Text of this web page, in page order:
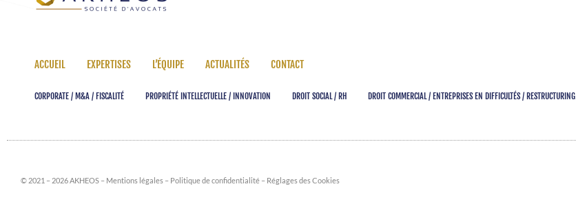
ACCUEIL EXPERTISES L’ÉQUIPE ACTUALITÉS CONTACT
CORPORATE / M&A / FISCALITÉ PROPRIÉTÉ INTELLECTUELLE / INNOVATION DROIT SOCIAL / RH DROIT COMMERCIAL / ENTREPRISES EN DIFFICULTÉS / RESTRUCTURING
© 2021 – 2026 AKHEOS – Mentions légales – Politique de confidentialité – Réglages des Cookies